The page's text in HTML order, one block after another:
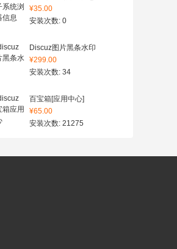
¥35.00
安装次数: 0
Discuz图片黑条水印
¥299.00
安装次数: 34
百宝箱[应用中心]
¥65.00
安装次数: 21275